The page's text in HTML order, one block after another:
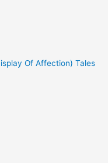
Of Affection) Tales